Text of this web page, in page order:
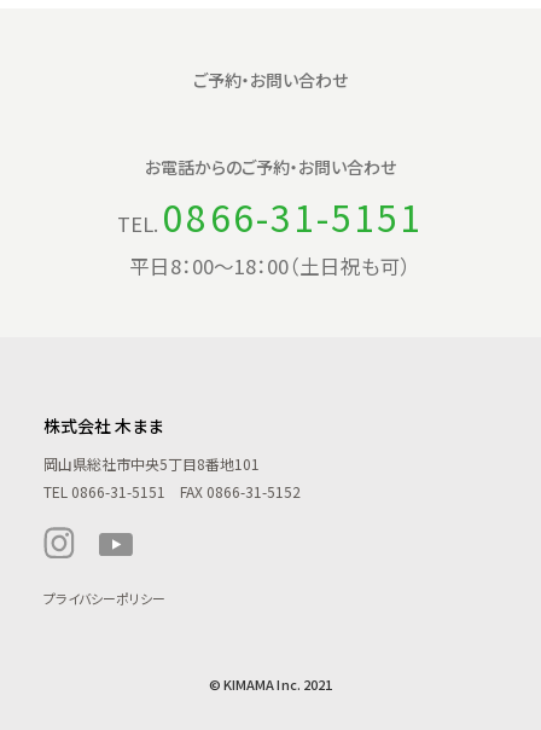
ご予約・お問い合わせ
お電話からのご予約・お問い合わせ
TEL. 0866-31-5151
平日8：00〜18：00（土日祝も可）
株式会社 木まま
岡山県総社市中央5丁目8番地101
TEL 0866-31-5151 FAX 0866-31-5152
プライバシーポリシー
© KIMAMA Inc. 2021